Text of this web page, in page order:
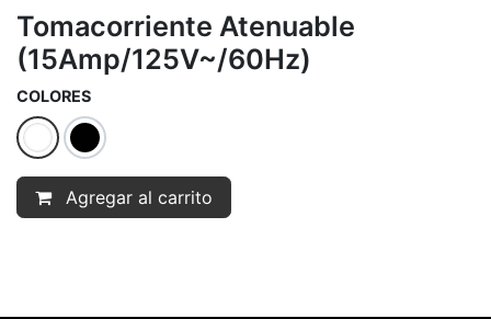
Tomacorriente Atenuable
(15Amp/125V~/60Hz)
COLORES
Agregar al carrito